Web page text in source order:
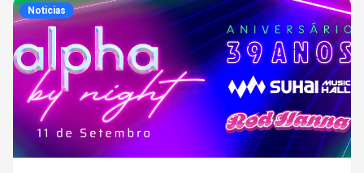
Noticias